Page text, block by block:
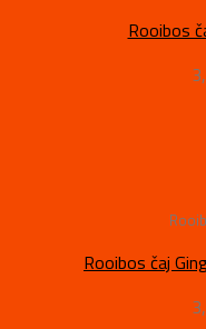
Rooibos
Rooibos čaj